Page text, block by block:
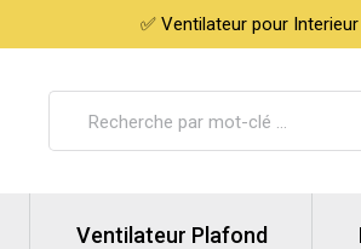
✅ Ventilateur pour
Ventilateur Plafond